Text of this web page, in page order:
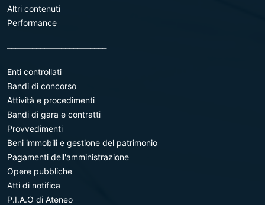
Altri contenuti
Performance
Enti controllati
Bandi di concorso
Attività e procedimenti
Bandi di gara e contratti
Provvedimenti
Beni immobili e gestione del patrimonio
Pagamenti dell'amministrazione
Opere pubbliche
Atti di notifica
P.I.A.O di Ateneo